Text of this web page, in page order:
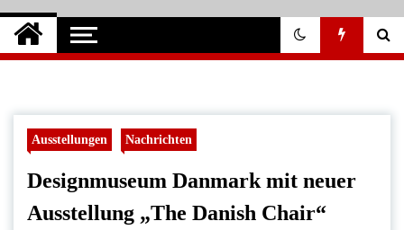
Dänemark Tipps
Neuigkeiten und Nachrichten in
Dänemark
Ausstellungen Nachrichten
Designmuseum Danmark mit neuer
Ausstellung „The Danish Chair“